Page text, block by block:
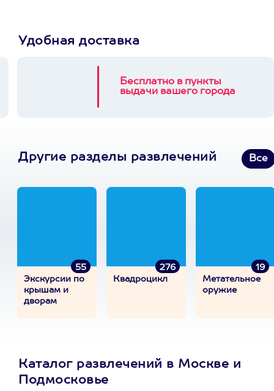
Удобная доставка
Бесплатно в пункты
выдачи вашего города
Другие разделы развлечений Все
55
Экскурсии по
крышам и
дворам
276
Квадроцикл
19
Метательное
оружие
Каталог развлечений в Москве и
Подмосковье